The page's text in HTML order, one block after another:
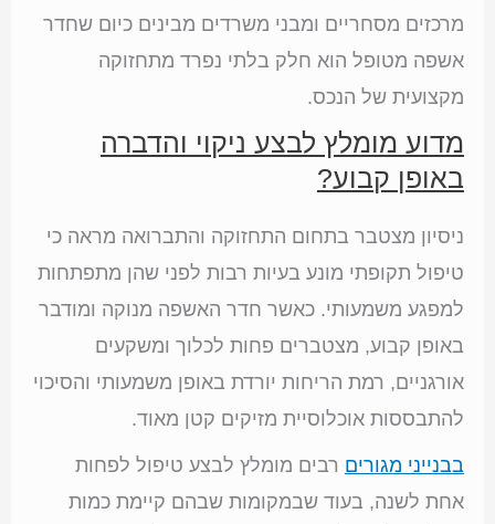
מרכזים מסחריים ומבני משרדים מבינים כיום שחדר
אשפה מטופל הוא חלק בלתי נפרד מתחזוקה
מקצועית של הנכס.
מדוע מומלץ לבצע ניקוי והדברה
באופן קבוע?
ניסיון מצטבר בתחום התחזוקה והתברואה מראה כי
טיפול תקופתי מונע בעיות רבות לפני שהן מתפתחות
למפגע משמעותי. כאשר חדר האשפה מנוקה ומודבר
באופן קבוע, מצטברים פחות לכלוך ומשקעים
אורגניים, רמת הריחות יורדת באופן משמעותי והסיכוי
להתבססות אוכלוסיית מזיקים קטן מאוד.
בבנייני מגורים רבים מומלץ לבצע טיפול לפחות
אחת לשנה, בעוד שבמקומות שבהם קיימת כמות